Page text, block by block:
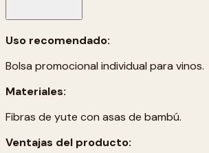
Uso recomendado:
Bolsa promocional individual para vinos.
Materiales:
Fibras de yute con asas de bambú.
Ventajas del producto: